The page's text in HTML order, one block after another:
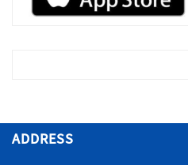
ADDRESS